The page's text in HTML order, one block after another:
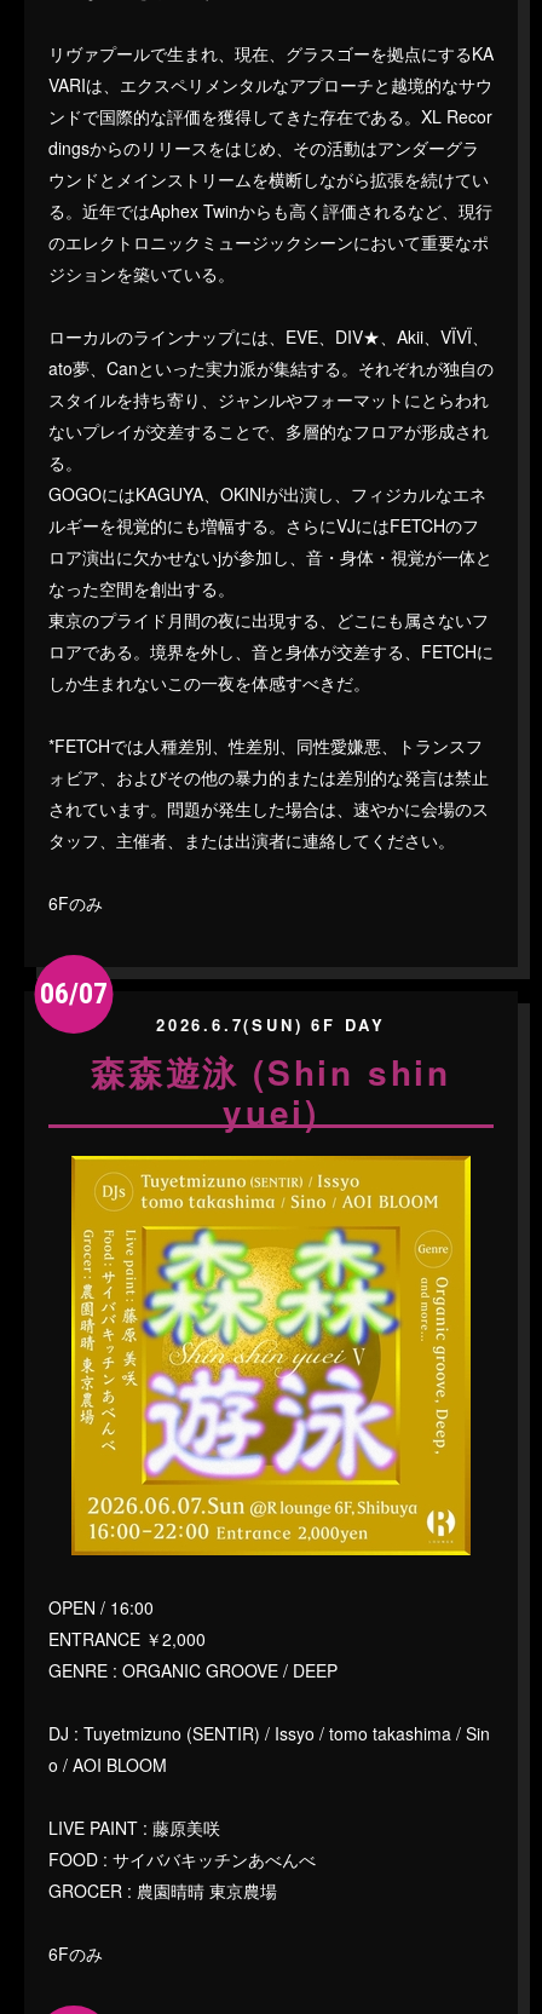
リヴァプールで生まれ、現在、グラスゴーを拠点にするKA
VARIは、エクスペリメンタルなアプローチと越境的なサウ
ンドで国際的な評価を獲得してきた存在である。XL Recor
dingsからのリリースをはじめ、その活動はアンダーグラ
ウンドとメインストリームを横断しながら拡張を続けてい
る。近年ではAphex Twinからも高く評価されるなど、現行
のエレクトロニックミュージックシーンにおいて重要なポ
ジションを築いている。
ローカルのラインナップには、EVE、DIV★、Akii、VÏVÏ、
ato夢、Canといった実力派が集結する。それぞれが独自の
スタイルを持ち寄り、ジャンルやフォーマットにとらわれ
ないプレイが交差することで、多層的なフロアが形成され
る。
GOGOにはKAGUYA、OKINIが出演し、フィジカルなエネ
ルギーを視覚的にも増幅する。さらにVJにはFETCHのフ
ロア演出に欠かせないjが参加し、音・身体・視覚が一体と
なった空間を創出する。
東京のプライド月間の夜に出現する、どこにも属さないフ
ロアである。境界を外し、音と身体が交差する、FETCHに
しか生まれないこの一夜を体感すべきだ。
*FETCHでは人種差別、性差別、同性愛嫌悪、トランスフ
ォビア、およびその他の暴力的または差別的な発言は禁止
されています。問題が発生した場合は、速やかに会場のス
タッフ、主催者、または出演者に連絡してください。
6Fのみ
06/07
2026.6.7(SUN) 6F DAY
森森遊泳 (Shin shin
yuei)
OPEN / 16:00
ENTRANCE ￥2,000
GENRE : ORGANIC GROOVE / DEEP
DJ : Tuyetmizuno (SENTIR) / Issyo / tomo takashima / Sin
o / AOI BLOOM
LIVE PAINT : 藤原美咲
FOOD : サイババキッチンあべんべ
GROCER : 農園晴晴 東京農場
6Fのみ